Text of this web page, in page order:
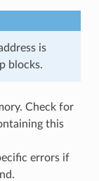
is
blocks.
Check for
this
errors if